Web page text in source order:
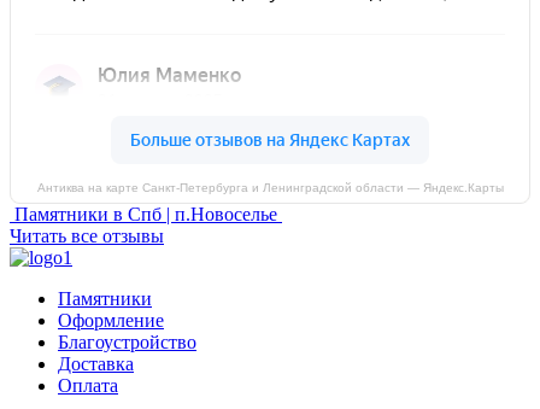
Антиква на карте Санкт‑Петербурга и Ленинградской области — Яндекс.Карты
Памятники в Спб | п.Новоселье
Читать все отзывы
Памятники
Оформление
Благоустройство
Доставка
Оплата